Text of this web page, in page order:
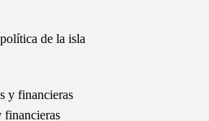
de la isla
financieras